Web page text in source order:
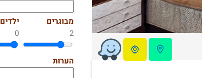
מבוגרים
2
0
הערות